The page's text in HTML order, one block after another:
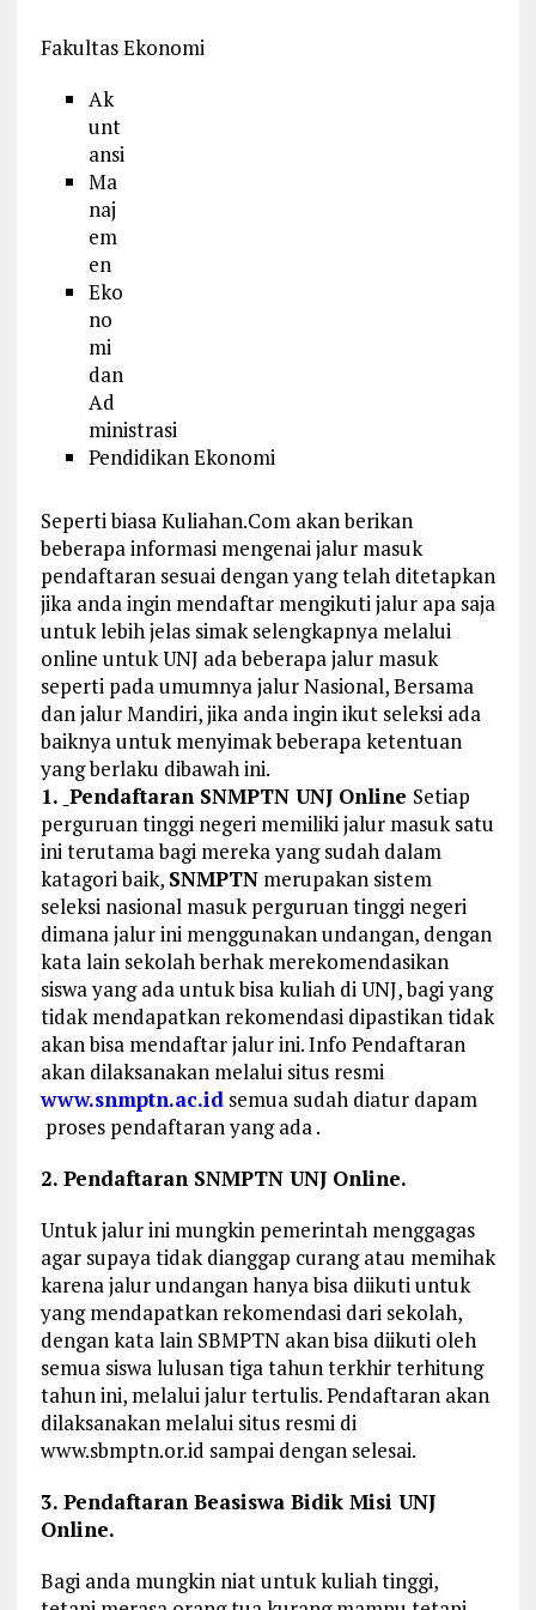
Fakultas Ekonomi
Ak
unt
ansi
Ma
naj
em
en
Eko
no
mi
dan
Ad
ministrasi
Pendidikan Ekonomi
Seperti biasa Kuliahan.Com akan berikan
beberapa informasi mengenai jalur masuk
pendaftaran sesuai dengan yang telah ditetapkan
jika anda ingin mendaftar mengikuti jalur apa saja
untuk lebih jelas simak selengkapnya melalui
online untuk UNJ ada beberapa jalur masuk
seperti pada umumnya jalur Nasional, Bersama
dan jalur Mandiri, jika anda ingin ikut seleksi ada
baiknya untuk menyimak beberapa ketentuan
yang berlaku dibawah ini.
1. Pendaftaran SNMPTN UNJ Online Setiap
perguruan tinggi negeri memiliki jalur masuk satu
ini terutama bagi mereka yang sudah dalam
katagori baik, SNMPTNmerupakan sistem
seleksi nasional masuk perguruan tinggi negeri
dimana jalur ini menggunakan undangan, dengan
kata lain sekolah berhak merekomendasikan
siswa yang ada untuk bisa kuliah di UNJ, bagi yang
tidak mendapatkan rekomendasi dipastikan tidak
akan bisa mendaftar jalur ini. Info Pendaftaran
akan dilaksanakan melalui situs resmi
www.snmptn.ac.idsemua sudah diatur dapam
proses pendaftaran yang ada .
2. Pendaftaran SNMPTN UNJ Online.
Untuk jalur ini mungkin pemerintah menggagas
agar supaya tidak dianggap curang atau memihak
karena jalur undangan hanya bisa diikuti untuk
yang mendapatkan rekomendasi dari sekolah,
dengan kata lain SBMPTN akan bisa diikuti oleh
semua siswa lulusan tiga tahun terkhir terhitung
tahun ini, melalui jalur tertulis. Pendaftaran akan
dilaksanakan melalui situs resmi di
www.sbmptn.or.id sampai dengan selesai.
3. Pendaftaran Beasiswa Bidik Misi UNJ
Online.
Bagi anda mungkin niat untuk kuliah tinggi,